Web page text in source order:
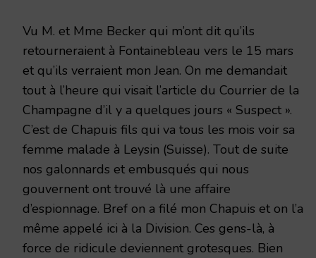
Vu M. et Mme Becker qui m’ont dit qu’ils
retourneraient à Fontainebleau vers le 15 mars
et qu’ils verraient mon Jean. On me demandait
tout à l’heure qui visait l’article du Courrier de la
Champagne d’il y a quelques jours « Suspect ».
C’est de Chapuis fils qui va tous les mois voir sa
femme malade à Leysin (Suisse). Tout de suite
nos galonnards et embusqués qui nous
gouvernent ont trouvé là une affaire
d’espionnage. Bref on a filé mon Chapuis et on l’a
même appelé ici à la Division. Ces gens-là, à
force de ridicule deviennent grotesques. Bien